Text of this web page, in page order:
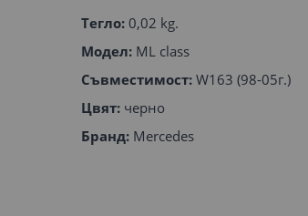
Тегло: 0,02 kg.
Модел: ML class
Съвместимост: W163 (98-05г.)
Цвят: черно
Бранд: Mercedes